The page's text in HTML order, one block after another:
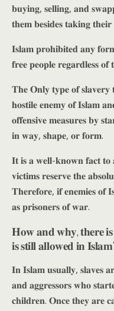
𝐛𝐮𝐲𝐢𝐧𝐠, 𝐬𝐞𝐥𝐥𝐢𝐧𝐠, 𝐚𝐧𝐝
𝐭𝐡𝐞𝐦 𝐛𝐞𝐬𝐢𝐝𝐞𝐬 𝐭𝐚𝐤𝐢𝐧𝐠
𝐈𝐬𝐥𝐚𝐦 𝐩𝐫𝐨𝐡𝐢𝐛𝐢𝐭𝐞𝐝 𝐚𝐧𝐲
𝐟𝐫𝐞𝐞 𝐩𝐞𝐨𝐩𝐥𝐞 𝐫𝐞𝐠𝐚𝐫𝐝𝐥𝐞𝐬𝐬 𝐨𝐟
𝐓𝐡𝐞 𝐎𝐧𝐥𝐲 𝐭𝐲𝐩𝐞 𝐨𝐟 𝐬𝐥𝐚𝐯𝐞𝐫𝐲
𝐡𝐨𝐬𝐭𝐢𝐥𝐞 𝐞𝐧𝐞𝐦𝐲 𝐨𝐟 𝐈𝐬𝐥𝐚𝐦
𝐨𝐟𝐟𝐞𝐧𝐬𝐢𝐯𝐞 𝐦𝐞𝐚𝐬𝐮𝐫𝐞𝐬 𝐛𝐲
𝐢𝐧 𝐰𝐚𝐲, 𝐬𝐡𝐚𝐩𝐞, 𝐨𝐫 𝐟𝐨𝐫𝐦.
𝐈𝐭 𝐢𝐬 𝐚 𝐰𝐞𝐥𝐥-𝐤𝐧𝐨𝐰𝐧 𝐟𝐚𝐜𝐭
𝐯𝐢𝐜𝐭𝐢𝐦𝐬 𝐫𝐞𝐬𝐞𝐫𝐯𝐞 𝐭𝐡𝐞
𝐓𝐡𝐞𝐫𝐞𝐟𝐨𝐫𝐞, 𝐢𝐟 𝐞𝐧𝐞𝐦𝐢𝐞𝐬 𝐨𝐟
𝐚𝐬 𝐩𝐫𝐢𝐬𝐨𝐧𝐞𝐫𝐬 𝐨𝐟 𝐰𝐚𝐫.
𝐇𝐨𝐰 𝐚𝐧𝐝 𝐰𝐡𝐲, 𝐭𝐡𝐞𝐫𝐞 𝐢𝐬
𝐢𝐬 𝐬𝐭𝐢𝐥𝐥 𝐚𝐥𝐥𝐨𝐰𝐞𝐝 𝐢𝐧
𝐈𝐧 𝐈𝐬𝐥𝐚𝐦 𝐮𝐬𝐮𝐚𝐥𝐥𝐲, 𝐬𝐥𝐚𝐯𝐞𝐬
𝐚𝐧𝐝 𝐚𝐠𝐠𝐫𝐞𝐬𝐬𝐨𝐫𝐬 𝐰𝐡𝐨
𝐜𝐡𝐢𝐥𝐝𝐫𝐞𝐧. 𝐎𝐧𝐜𝐞 𝐭𝐡𝐞𝐲 𝐚𝐫𝐞